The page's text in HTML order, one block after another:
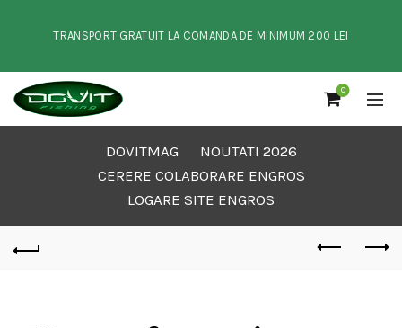
TRANSPORT GRATUIT LA COMANDA DE MINIMUM 200 LEI
0
DOVITMAG
NOUTATI 2026
CERERE COLABORARE ENGROS
LOGARE SITE ENGROS